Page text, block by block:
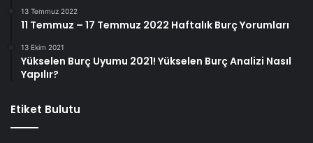
13 Temmuz 2022
11 Temmuz – 17 Temmuz 2022 Haftalık Burç Yorumları
13 Ekim 2021
Yükselen Burç Uyumu 2021! Yükselen Burç Analizi Nasıl
Yapılır?
Etiket Bulutu